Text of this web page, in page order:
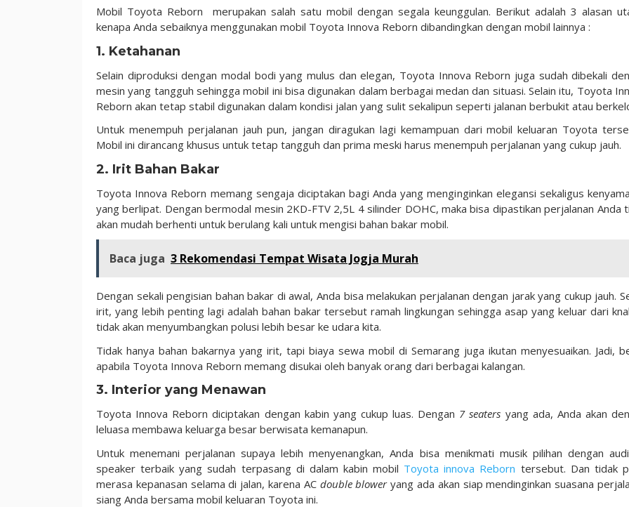
Mobil Toyota Reborn merupakan salah satu mobil dengan segala keunggulan. Berikut adalah 3 alasan
kenapa Anda sebaiknya menggunakan mobil Toyota Innova Reborn dibandingkan dengan mobil lainnya :
1. Ketahanan
Selain diproduksi dengan modal bodi yang mulus dan elegan, Toyota Innova Reborn juga sudah dibekali
mesin yang tangguh sehingga mobil ini bisa digunakan dalam berbagai medan dan situasi. Selain itu, Toyota
Reborn akan tetap stabil digunakan dalam kondisi jalan yang sulit sekalipun seperti jalanan berbukit atau
Untuk menempuh perjalanan jauh pun, jangan diragukan lagi kemampuan dari mobil keluaran Toyota
Mobil ini dirancang khusus untuk tetap tangguh dan prima meski harus menempuh perjalanan yang cukup jauh.
2. Irit Bahan Bakar
Toyota Innova Reborn memang sengaja diciptakan bagi Anda yang menginginkan elegansi sekaligus
yang berlipat. Dengan bermodal mesin 2KD-FTV 2,5L 4 silinder DOHC, maka bisa dipastikan perjalanan Anda
akan mudah berhenti untuk berulang kali untuk mengisi bahan bakar mobil.
Baca juga 3 Rekomendasi Tempat Wisata Jogja Murah
Dengan sekali pengisian bahan bakar di awal, Anda bisa melakukan perjalanan dengan jarak yang cukup jauh.
irit, yang lebih penting lagi adalah bahan bakar tersebut ramah lingkungan sehingga asap yang keluar dari
tidak akan menyumbangkan polusi lebih besar ke udara kita.
Tidak hanya bahan bakarnya yang irit, tapi biaya sewa mobil di Semarang juga ikutan menyesuaikan. Jadi,
apabila Toyota Innova Reborn memang disukai oleh banyak orang dari berbagai kalangan.
3. Interior yang Menawan
Toyota Innova Reborn diciptakan dengan kabin yang cukup luas. Dengan 7 seaters yang ada, Anda akan
leluasa membawa keluarga besar berwisata kemanapun.
Untuk menemani perjalanan supaya lebih menyenangkan, Anda bisa menikmati musik pilihan dengan
speaker terbaik yang sudah terpasang di dalam kabin mobil Toyota innova Reborn tersebut. Dan tidak
merasa kepanasan selama di jalan, karena AC double bloweryang ada akan siap mendinginkan suasana
siang Anda bersama mobil keluaran Toyota ini.